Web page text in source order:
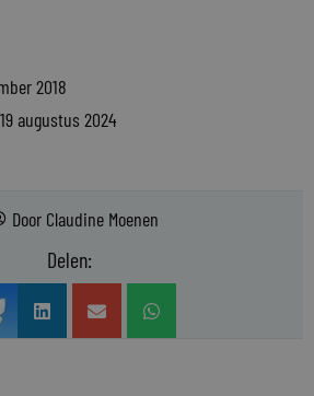
2018
augustus 2024
Door Claudine Moenen
Delen: